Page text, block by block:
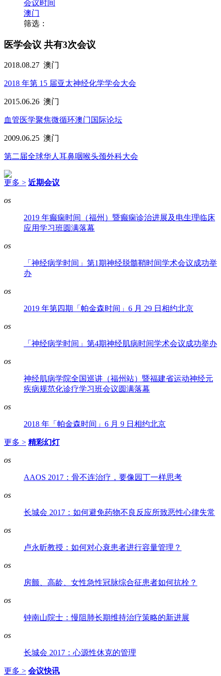
会议时间
澳门
筛选：
医学会议 共有3次会议
2018.08.27 澳门
2018 年第 15 届亚太神经化学学会大会
2015.06.26 澳门
血管医学聚焦微循环澳门国际论坛
2009.06.25 澳门
第二届全球华人耳鼻咽喉头颈外科大会
更多 > 近期会议
os
2019 年癫痫时间（福州）暨癫痫诊治进展及电生理临床
应用学习班圆满落幕
os
「神经病学时间」第1期神经脱髓鞘时间学术会议成功举
办
os
2019 年第四期「帕金森时间」6 月 29 日相约北京
os
「神经病学时间」第4期神经肌病时间学术会议成功举办
os
神经肌病学院全国巡讲（福州站）暨福建省运动神经元
疾病规范化诊疗学习班会议圆满落幕
os
2018 年「帕金森时间」6 月 9 日相约北京
更多 > 精彩幻灯
os
AAOS 2017：骨不连治疗，要像园丁一样思考
os
长城会 2017：如何避免药物不良反应所致恶性心律失常
os
卢永昕教授：如何对心衰患者进行容量管理？
os
房颤、高龄、女性急性冠脉综合征患者如何抗栓？
os
钟南山院士：慢阻肺长期维持治疗策略的新进展
os
长城会 2017：心源性休克的管理
更多 > 会议快讯